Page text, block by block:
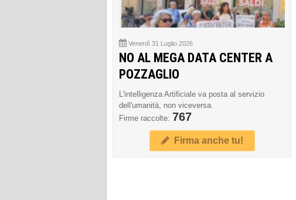
Venerdì 31 Luglio 2026
NO AL MEGA DATA CENTER A
POZZAGLIO
L'intelligenza Artificiale va posta al servizio
dell'umanità, non viceversa.
Firme raccolte: 767
Firma anche tu!